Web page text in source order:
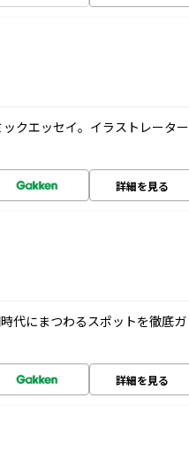
クエッセイ。イラストレーター
詳細を見る
代にまつわるスポットを徹底ガ
詳細を見る